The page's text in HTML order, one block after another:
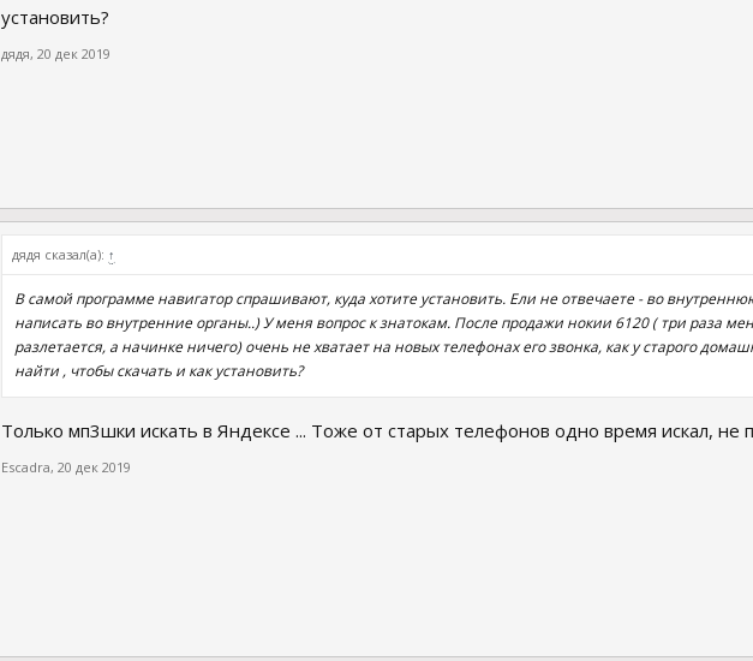
установить?
дядя, 20 дек 2019
дядя сказал(а): ↑
В самой программе навигатор спрашивают, куда хотите установить. Ели не отвечаете - во
написать во внутренние органы..) У меня вопрос к знатокам. После продажи нокии 6120 ( три раза
разлетается, а начинке ничего) очень не хватает на новых телефонах его звонка, как у старого
найти , чтобы скачать и как установить?
Только мп3шки искать в Яндексе ... Тоже от старых телефонов одно время искал, не
Escadra, 20 дек 2019